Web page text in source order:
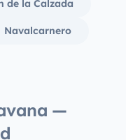
de la Calzada
Navalcarnero
—